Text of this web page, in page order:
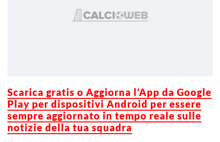
Scarica gratis o Aggiorna l’App da Google
Play per dispositivi Android per essere
sempre aggiornato in tempo reale sulle
notizie della tua squadra